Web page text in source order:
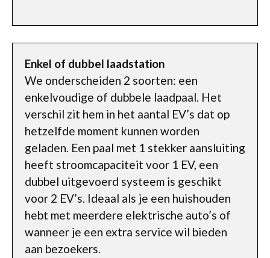
Enkel of dubbel laadstation
We onderscheiden 2 soorten: een
enkelvoudige of dubbele laadpaal. Het
verschil zit hem in het aantal EV’s dat op
hetzelfde moment kunnen worden
geladen. Een paal met 1 stekker aansluiting
heeft stroomcapaciteit voor 1 EV, een
dubbel uitgevoerd systeem is geschikt
voor 2 EV’s. Ideaal als je een huishouden
hebt met meerdere elektrische auto’s of
wanneer je een extra service wil bieden
aan bezoekers.